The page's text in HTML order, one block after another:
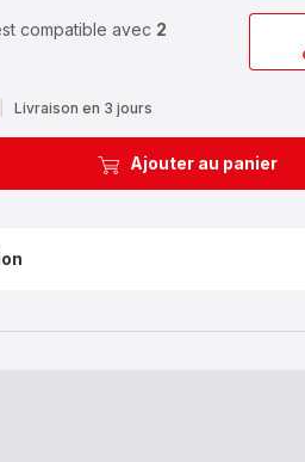
compatible avec 2
Livraison en 3 jours
Ajouter au panier